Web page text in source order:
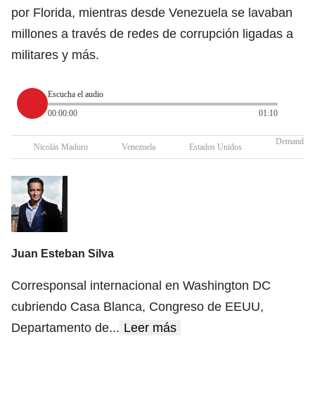
por Florida, mientras desde Venezuela se lavaban
millones a través de redes de corrupción ligadas a
militares y más.
Escucha el audio
00:00:00
01:10
Nicolás Maduro Venezuela Estados Unidos
Demanda
Juan Esteban Silva
Corresponsal internacional en Washington DC
cubriendo Casa Blanca, Congreso de EEUU,
Departamento de... Leer más